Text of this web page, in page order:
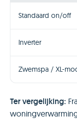
Standaard on/off
Inverter
Zwemspa / XL-
Ter vergelijking: